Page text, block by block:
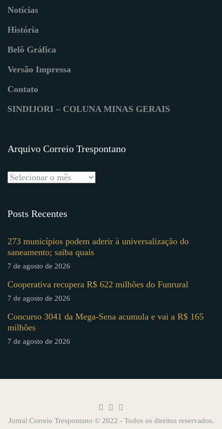
Notícias
História
Belô Gráfica
Versão Impressa
Contato
SINDIJORI – COLUNA MINAS GERAIS
Arquivo Correio Trespontano
Posts Recentes
273 municípios podem aderir à universalização do
saneamento; saiba quais
7 de agosto de 2026
Cooperativa recupera R$ 622 milhões do Funrural
7 de agosto de 2026
Concurso 3041 da Mega-Sena acumula e vai a R$ 165
milhões
7 de agosto de 2026
Jornal Correio Trespontano © 2022 - Todos os direitos reservados.